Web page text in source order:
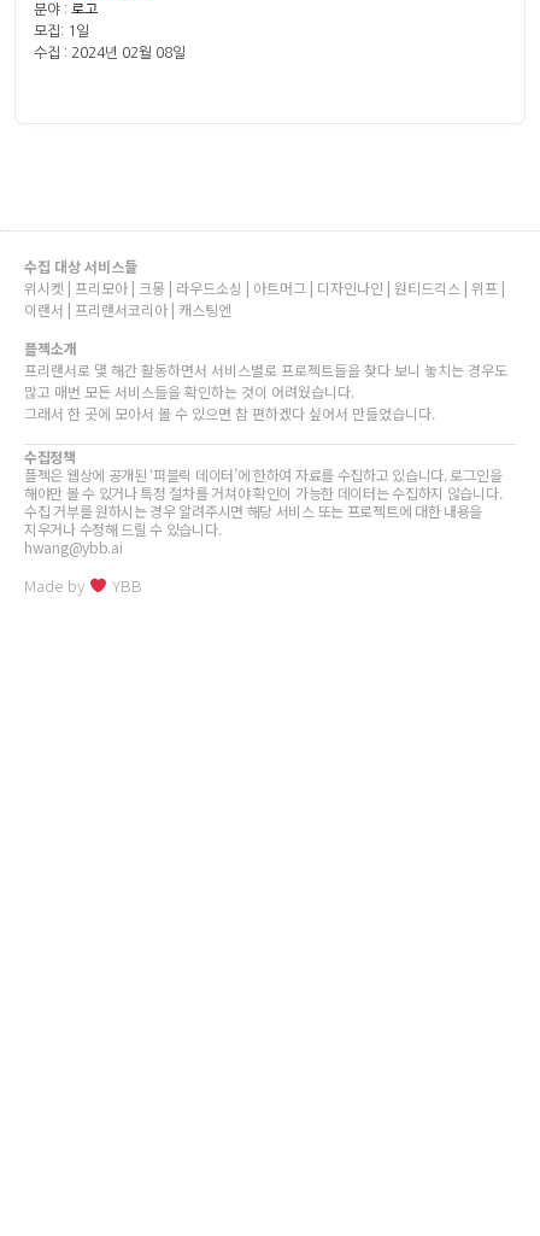
분야 : 로고
모집: 1일
수집 : 2024년 02월 08일
수집 대상 서비스들
위시켓 | 프리모아 | 크몽 | 라우드소싱 | 아트머그 | 디자인나인 | 원티드긱스 | 위프 |
이랜서 | 프리랜서코리아 | 캐스팅엔
플젝소개
프리랜서로 몇 해간 활동하면서 서비스별로 프로젝트들을 찾다 보니 놓치는 경우도
많고 매번 모든 서비스들을 확인하는 것이 어려웠습니다.
그래서 한 곳에 모아서 볼 수 있으면 참 편하겠다 싶어서 만들었습니다.
수집정책
플젝은 웹상에 공개된 ‘퍼블릭 데이터’에 한하여 자료를 수집하고 있습니다. 로그인을
해야만 볼 수 있거나 특정 절차를 거쳐야 확인이 가능한 데이터는 수집하지 않습니다.
수집 거부를 원하시는 경우 알려주시면 해당 서비스 또는 프로젝트에 대한 내용을
지우거나 수정해 드릴 수 있습니다.
hwang@ybb.ai
Made by YBB